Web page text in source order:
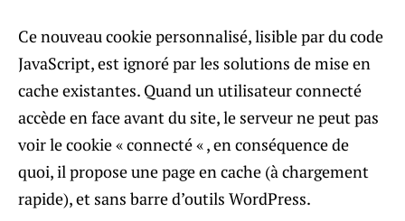
Ce nouveau cookie personnalisé, lisible par du code
JavaScript, est ignoré par les solutions de mise en
cache existantes. Quand un utilisateur connecté
accède en face avant du site, le serveur ne peut pas
voir le cookie « connecté « , en conséquence de
quoi, il propose une page en cache (à chargement
rapide), et sans barre d’outils WordPress.